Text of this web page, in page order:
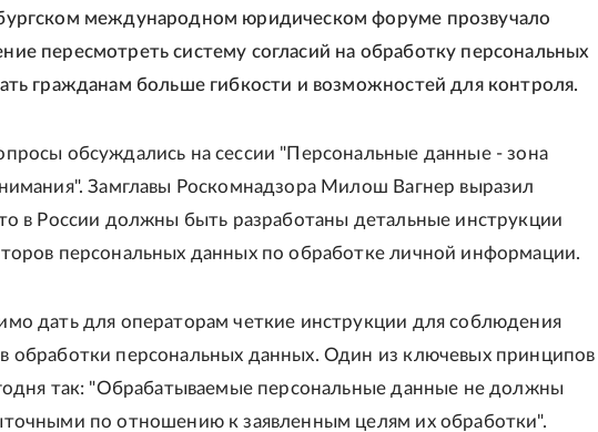
международном юридическом форуме прозвучало
пересмотреть систему согласий на обработку персональных
гражданам больше гибкости и возможностей для контроля.
обсуждались на сессии "Персональные данные - зона
Замглавы Роскомнадзора Милош Вагнер выразил
в России должны быть разработаны детальные инструкции
персональных данных по обработке личной информации.
дать для операторам четкие инструкции для соблюдения
обработки персональных данных. Один из ключевых принципов
так: "Обрабатываемые персональные данные не должны
по отношению к заявленным целям их обработки".